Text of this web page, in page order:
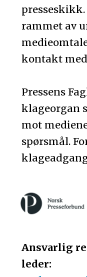
presseskikk.
rammet av
kontakt
Pressens
klageorgan
mot
spørsmål.
Ansvarlig
leder: